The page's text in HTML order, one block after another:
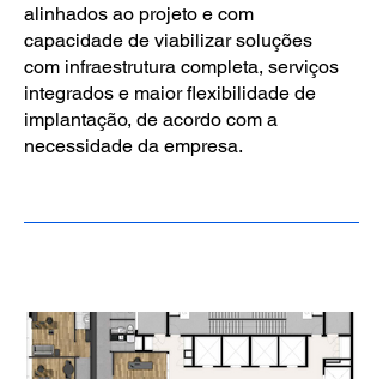
alinhados ao projeto e com
capacidade de viabilizar soluções
com infraestrutura completa, serviços
integrados e maior flexibilidade de
implantação, de acordo com a
necessidade da empresa.